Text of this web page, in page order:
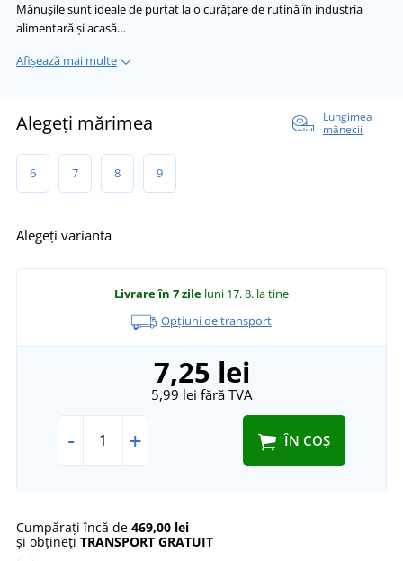
Mănușile sunt ideale de purtat la o curățare de rutină în industria
alimentară și acasă…
Afișează mai multe
Alegeți mărimea
Lungimea
mânecii
6 7 8 9
Alegeți varianta
Livrare în 7 zile luni 17. 8. la tine
Opțiuni de transport
7,25 lei
5,99 lei fără TVA
- + ÎN COȘ
Cumpărați încă de 469,00 lei
și obțineți TRANSPORT GRATUIT